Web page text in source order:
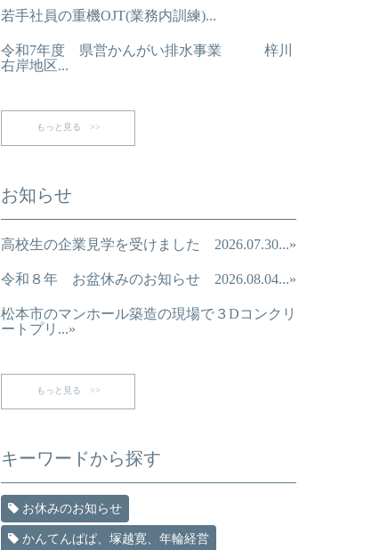
若手社員の重機OJT(業務内訓練)...
令和7年度 県営かんがい排水事業 梓川
右岸地区...
もっと見る >>
お知らせ
高校生の企業見学を受けました 2026.07.30...»
令和８年 お盆休みのお知らせ 2026.08.04...»
松本市のマンホール築造の現場で３Dコンクリ
ートプリ...»
もっと見る >>
キーワードから探す
お休みのお知らせ
かんてんぱぱ、塚越寛、年輪経営